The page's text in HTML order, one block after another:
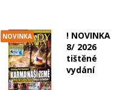
NOVINKA
! NOVINKA
8/ 2026
tištěné
vydání